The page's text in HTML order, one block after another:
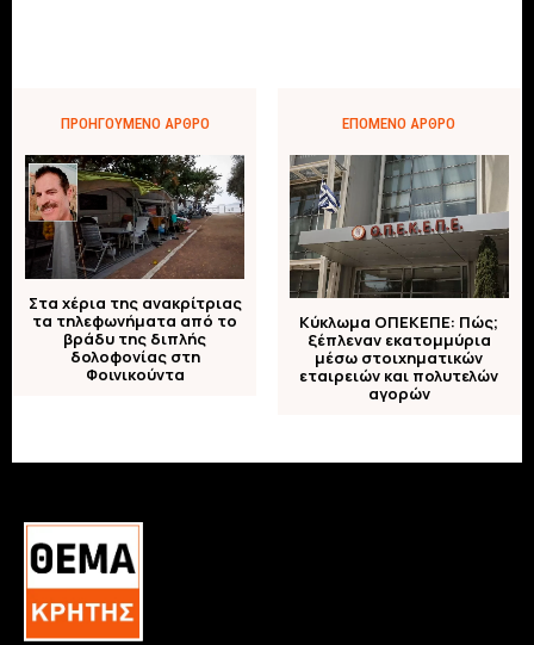
ΠΡΟΗΓΟΎΜΕΝΟ ΆΡΘΡΟ
Στα χέρια της ανακρίτριας
τα τηλεφωνήματα από το
βράδυ της διπλής
δολοφονίας στη
Φοινικούντα
ΕΠΌΜΕΝΟ ΆΡΘΡΟ
Kύκλωμα ΟΠΕΚΕΠΕ: Πώς;
ξέπλεναν εκατομμύρια
μέσω στοιχηματικών
εταιρειών και πολυτελών
αγορών